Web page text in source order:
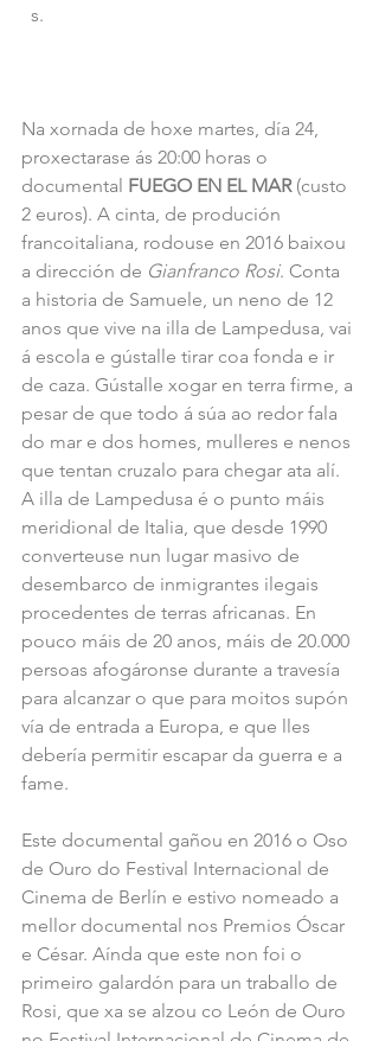
  s.
Na xornada de hoxe martes, día 24,
proxectarase ás 20:00 horas o
documental FUEGO EN EL MAR (custo
2 euros). A cinta, de produción
francoitaliana, rodouse en 2016 baixou
a dirección de Gianfranco Rosi. Conta
a historia de Samuele, un neno de 12
anos que vive na illa de Lampedusa, vai
á escola e gústalle tirar coa fonda e ir
de caza. Gústalle xogar en terra firme, a
pesar de que todo á súa ao redor fala
do mar e dos homes, mulleres e nenos
que tentan cruzalo para chegar ata alí.
A illa de Lampedusa é o punto máis
meridional de Italia, que desde 1990
converteuse nun lugar masivo de
desembarco de inmigrantes ilegais
procedentes de terras africanas. En
pouco máis de 20 anos, máis de 20.000
persoas afogáronse durante a travesía
para alcanzar o que para moitos supón
vía de entrada a Europa, e que lles
debería permitir escapar da guerra e a
fame.
Este documental gañou en 2016 o Oso
de Ouro do Festival Internacional de
Cinema de Berlín e estivo nomeado a
mellor documental nos Premios Óscar
e César. Aínda que este non foi o
primeiro galardón para un traballo de
Rosi, que xa se alzou co León de Ouro